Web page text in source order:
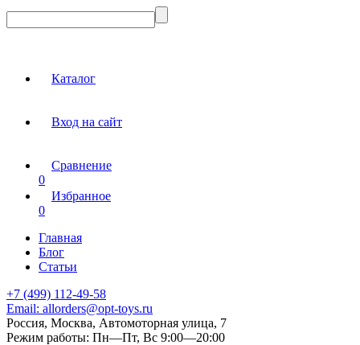
Каталог
Вход на сайт
Сравнение
0
Избранное
0
Главная
Блог
Статьи
+7 (499) 112-49-58
Email: allorders@opt-toys.ru
Россия, Москва, Автомоторная улица, 7
Режим работы: Пн—Пт, Вс 9:00—20:00